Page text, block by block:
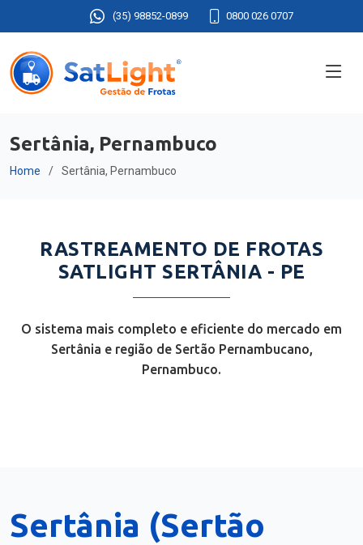
(35) 98852-0899 0800 026 0707
Sertânia, Pernambuco
Home Sertânia, Pernambuco
RASTREAMENTO DE FROTAS
SATLIGHT SERTÂNIA - PE
O sistema mais completo e eficiente do mercado em
Sertânia e região de Sertão Pernambucano,
Pernambuco.
Sertânia (Sertão